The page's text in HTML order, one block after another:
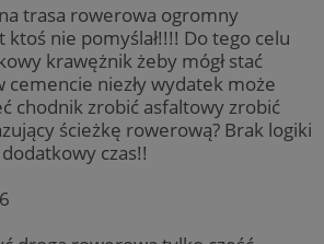
trasa rowerowa ogromny
nie pomyślał!!!! Do tego celu
krawężnik żeby mógł stać
cemencie niezły wydatek może
chodnik zrobić asfaltowy zrobić
ścieżkę rowerową? Brak logiki
czas!!